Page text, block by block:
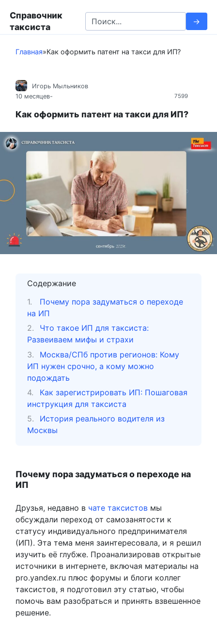
т
у
Справочник
таксиста
e
r
f
r
Главная»Как оформить патент на такси для ИП?
7599
Игорь Мыльников
10 месяцев-
Как оформить патент на такси для ИП?
Содержание
Почему пора задуматься о переходе
на ИП
Что такое ИП для таксиста:
Развеиваем мифы и страхи
Москва/СПб против регионов: Кому
ИП нужен срочно, а кому можно
подождать
Как зарегистрировать ИП: Пошаговая
инструкция для таксиста
История реального водителя из
Москвы
Почему пора задуматься о переходе на
ИП
Друзья, недавно в чате таксистов мы
обсуждали переход от самозанятости к
статусу индивидуального предпринимателя
(ИП). Эта тема меня заинтересовала, и я решил
изучить её глубже. Проанализировав открытые
источники в интернете, включая материалы на
pro.yandex.ru плюс форумы и блоги коллег
таксистов, я подготовил эту статью, чтобы
помочь вам разобраться и принять взвешенное
решение.